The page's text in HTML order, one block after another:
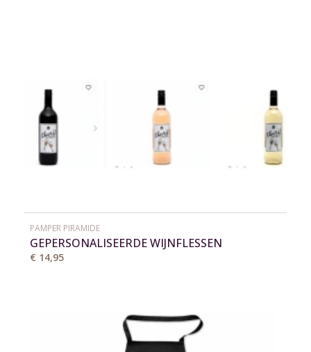
PAMPER PIRAMIDE
GEPERSONALISEERDE WIJNFLESSEN
€ 14,95